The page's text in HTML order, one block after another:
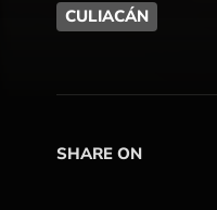
CULIACÁN
SHARE ON